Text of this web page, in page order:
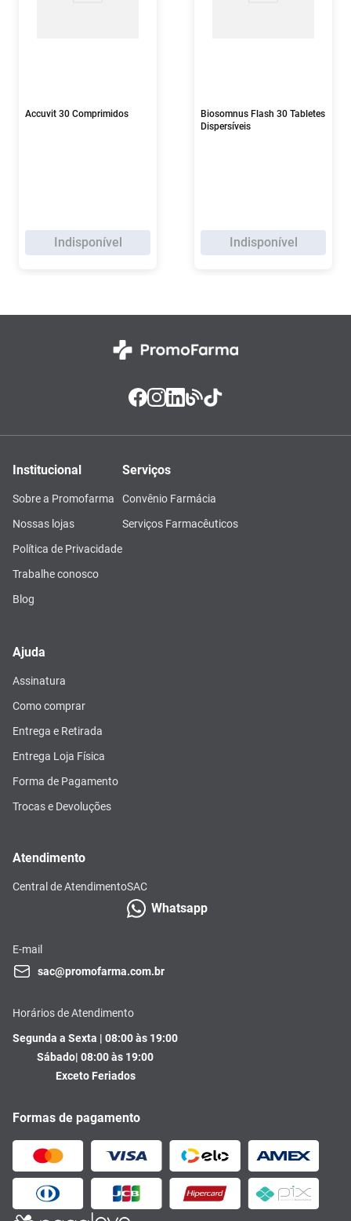
Accuvit 30 Comprimidos
Indisponível
Biosomnus Flash 30 Tabletes
Dispersíveis
Indisponível
Institucional
Sobre a Promofarma
Nossas lojas
Política de Privacidade
Trabalhe conosco
Blog
Serviços
Convênio Farmácia
Serviços Farmacêuticos
Ajuda
Assinatura
Como comprar
Entrega e Retirada
Entrega Loja Física
Forma de Pagamento
Trocas e Devoluções
Atendimento
Central de AtendimentoSAC
Whatsapp
E-mail
sac@promofarma.com.br
Horários de Atendimento
Segunda a Sexta | 08:00 às 19:00
Sábado| 08:00 às 19:00
Exceto Feriados
Formas de pagamento